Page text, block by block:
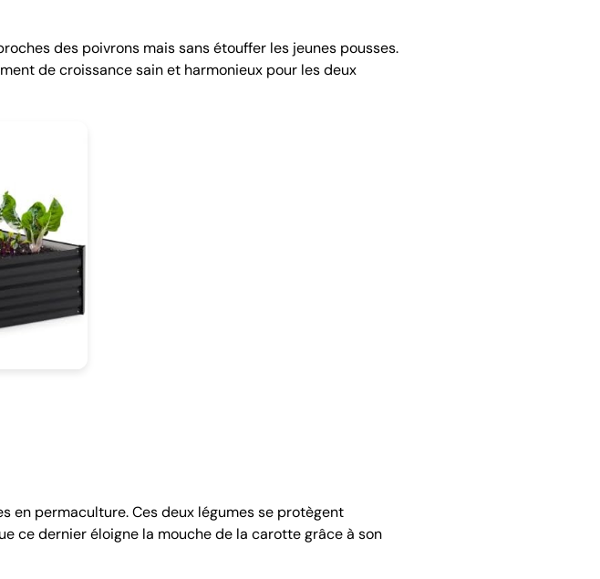
des poivrons mais sans étouffer les jeunes pousses.
de croissance sain et harmonieux pour les deux
en permaculture. Ces deux légumes se protègent
ce dernier éloigne la mouche de la carotte grâce à son